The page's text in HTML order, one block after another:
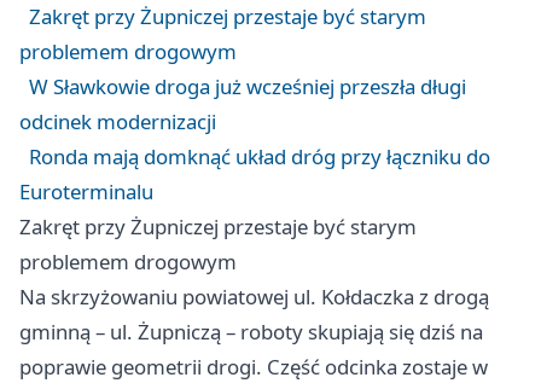
Zakręt przy Żupniczej przestaje być starym
problemem drogowym
W Sławkowie droga już wcześniej przeszła długi
odcinek modernizacji
Ronda mają domknąć układ dróg przy łączniku do
Euroterminalu
Zakręt przy Żupniczej przestaje być starym
problemem drogowym
Na skrzyżowaniu powiatowej ul. Kołdaczka z drogą
gminną – ul. Żupniczą – roboty skupiają się dziś na
poprawie geometrii drogi. Część odcinka zostaje w